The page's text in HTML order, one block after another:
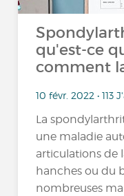
qu'est-ce
comment
10 févr. 2022 • 113
La
une maladie
articulations de
hanches ou du
nombreuses